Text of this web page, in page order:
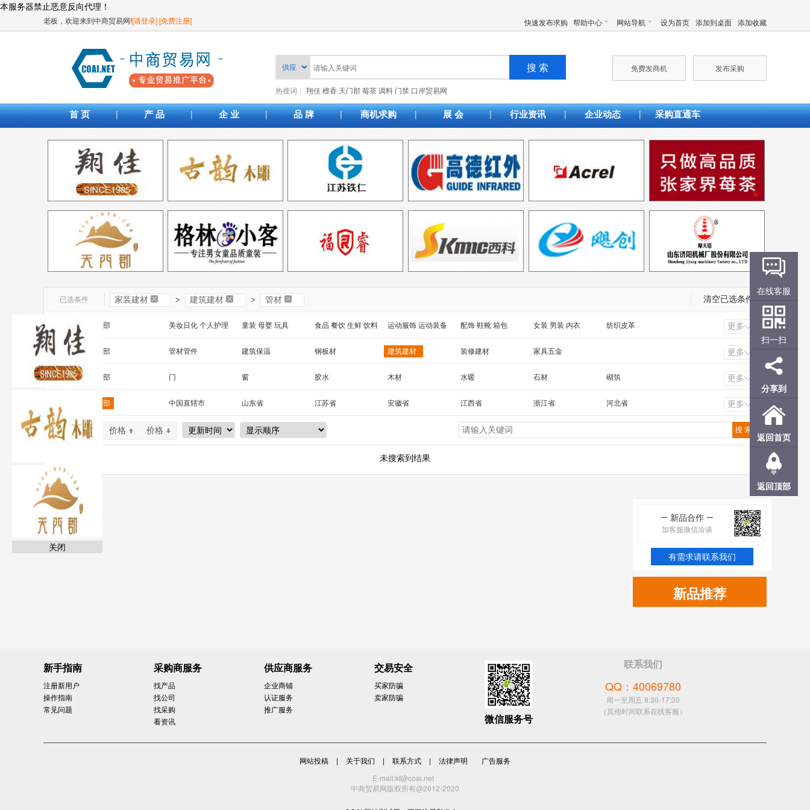
本服务器禁止恶意反向代理！
老板，欢迎来到中商贸易网![请登录][免费注册] 快速发布求购 帮助中心 网站导航 设为首页 添加到桌面 添加收藏
热搜词： 翔佳 檀香 天门郡 莓茶 调料 门禁 口岸贸易网
免费发商机 发布采购
首 页 | 产 品 | 企 业 | 品 牌 | 商机求购 | 展 会 | 行业资讯 | 企业动态 | 采购直通车
已选条件 家装建材 > 建筑建材 > 管材 清空已选条件
一级分类： 全部 美妆日化 个人护理 童装 母婴 玩具 食品 餐饮 生鲜 饮料 运动服饰 运动装备 配饰 鞋靴 箱包 女装 男装 内衣
纺织皮革
安全防护 五金工具
家装建材 机床 机械及行业设备
更多
二级分类： 全部 管材管件 建筑保温 钢板材 建筑建材 装修建材 家具五金 更多
三级分类： 全部 门 窗 胶水 木材 水暖 石材
砌筑
门窗五金
施工材料 金属建材 电梯
更多
全部 中国直辖市 山东省 江苏省 安徽省 江西省 浙江省
河北省
广西
辽宁省 吉林省 黑龙江省 陕西省
宁夏
四川省 贵州省 云南省 西藏 台湾省 香港 澳门
更多
默认排序 价格 价格
未搜索到结果
新品合作
加客服微信洽谈
有需求请联系我们
新品推荐
关闭
新手指南
注册新用户
操作指南
常见问题
采购商服务
找产品
找公司
找采购
看资讯
供应商服务
企业商铺
认证服务
推广服务
交易安全
买家防骗
卖家防骗
微信服务号
联系我们
QQ：40069780
周一至周五 8:30-17:30
（其他时间联系在线客服）
网站投稿 | 关于我们 | 联系方式 | 法律声明
广告服务
E-mail:kf@coai.net
中商贸易网版权所有@2012-2020
在线客服
扫一扫
分享到
返回首页
返回顶部